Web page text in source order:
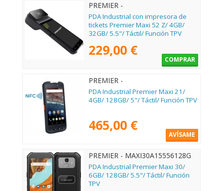
PREMIER -
MAXI52Z55144324G58
PDA Industrial con impresora de
tickets Premier Maxi 52 Z/ 4GB/
32GB/ 5.5"/ Táctil/ Función TPV
229,00 €
COMPRAR
PREMIER -
MAX215A1541282DNFC
PDA Industrial Premier Maxi 21/
4GB/ 128GB/ 5"/ Táctil/ Función TPV
465,00 €
AVÍSAME
PREMIER - MAXI30A15556128G
PDA Industrial Premier Maxi 30/
6GB/ 128GB/ 5.5"/ Táctil/ Función
TPV